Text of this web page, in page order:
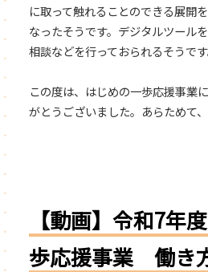
に取って触れることのできる展開
なったそうです。デジタルツール
相談などを行っておられるそうです
この度は、はじめの一歩応援事業
がとうございました。あらためて、
【動画】令和7年
歩応援事業 働き